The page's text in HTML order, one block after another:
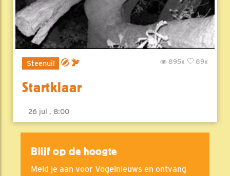
Steenuil 89x
895x
Startklaar
26 jul , 8:00
Blijf op de hoogte
Meld je aan voor Vogelnieuws en ontvang